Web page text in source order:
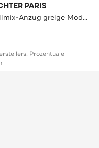
PARIS
Wollmix-Anzug greige Modern Fit
Prozentuale